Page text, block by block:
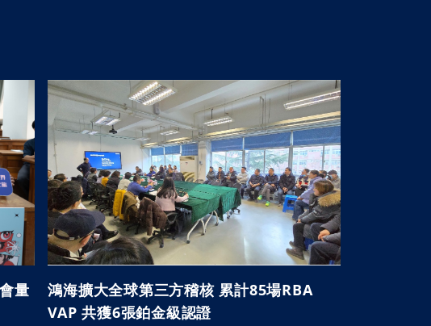
量
鴻海擴大全球第三方稽核 累計85場RBA
VAP 共獲6張鉑金級認證